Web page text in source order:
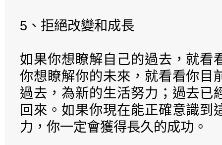
5、拒絕改變和成長
如果你想瞭解自己的過去，就看
你想瞭解你的未來，就看看你目
過去，為新的生活努力；過去已
回來。如果你現在能正確意識到
力，你一定會獲得長久的成功。